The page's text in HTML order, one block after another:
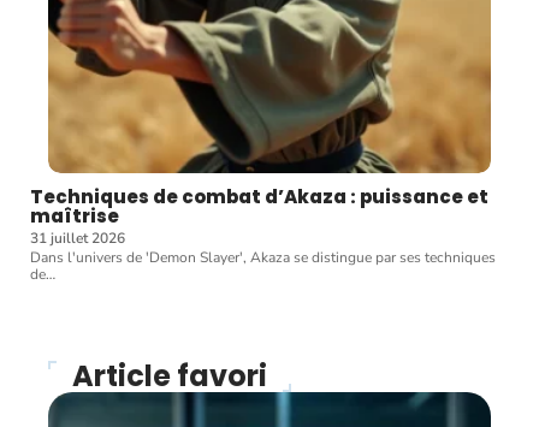
Techniques de combat d’Akaza : puissance et
maîtrise
31 juillet 2026
Dans l'univers de 'Demon Slayer', Akaza se distingue par ses techniques
de…
Article favori